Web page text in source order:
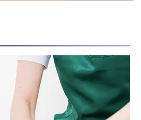
II Amator Lumina III
Minima FM2